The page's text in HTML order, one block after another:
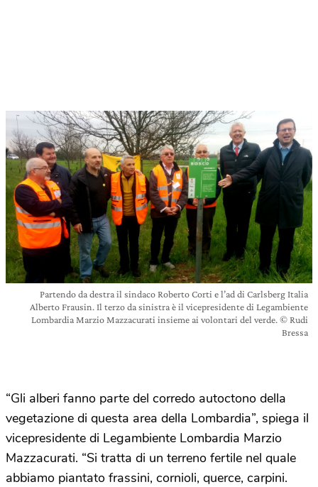
Partendo da destra il sindaco Roberto Corti e l’ad di Carlsberg Italia
Alberto Frausin. Il terzo da sinistra è il vicepresidente di Legambiente
Lombardia Marzio Mazzacurati insieme ai volontari del verde. © Rudi
Bressa
“Gli alberi fanno parte del corredo autoctono della
vegetazione di questa area della Lombardia”, spiega il
vicepresidente di Legambiente Lombardia Marzio
Mazzacurati. “Si tratta di un terreno fertile nel quale
abbiamo piantato frassini, cornioli, querce, carpini.